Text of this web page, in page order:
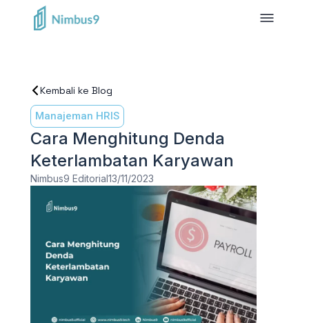
Kembali ke Blog
Manajeman HRIS
Cara Menghitung Denda
Keterlambatan Karyawan
Nimbus9 Editorial13/11/2023